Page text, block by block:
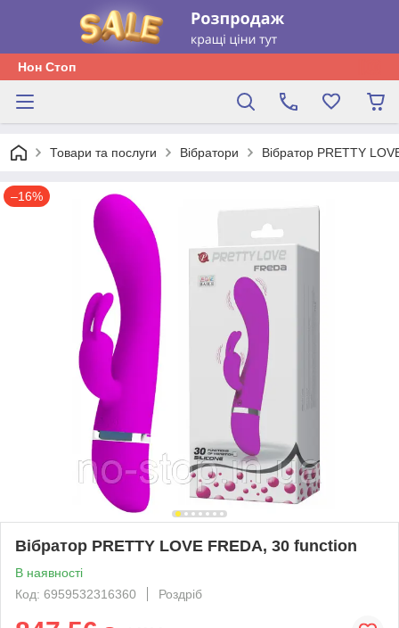
Нон Стоп
Товари та послуги Вібратори Вібратор PRETTY
–16%
Вібратор PRETTY LOVE FREDA, 30 function
В наявності
Код: 6959532316360
Роздріб